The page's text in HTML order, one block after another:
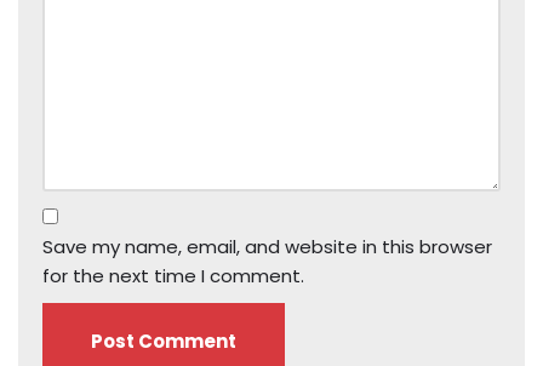
Save my name, email, and website in this browser
for the next time I comment.